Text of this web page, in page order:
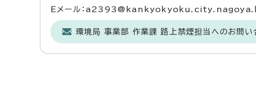
Eメール：
環境局 事業部 作業課 路上禁煙担当へのお問い